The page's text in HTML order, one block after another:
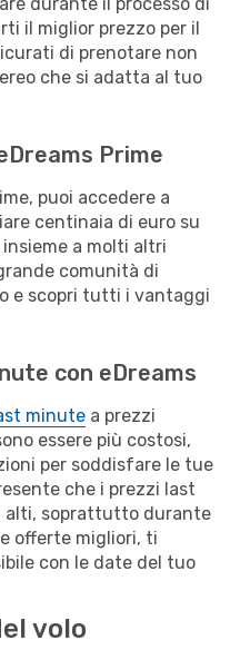
il miglior prezzo per il
di prenotare non
che si adatta al tuo
Prime
puoi accedere a
centinaia di euro su
a molti altri
comunità di
e scopri tutti i vantaggi
con eDreams
minute a prezzi
essere più costosi,
per soddisfare le tue
che i prezzi last
alti, soprattutto durante
offerte migliori, ti
con le date del tuo
volo